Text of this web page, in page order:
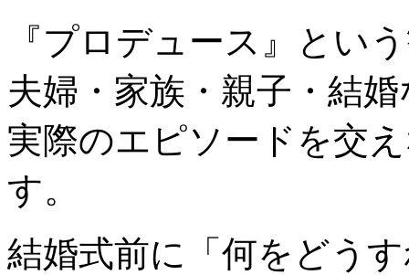
『プロデュース』とい
夫婦・家族・親子・結
実際のエピソードを交
す。
結婚式前に「何をどう